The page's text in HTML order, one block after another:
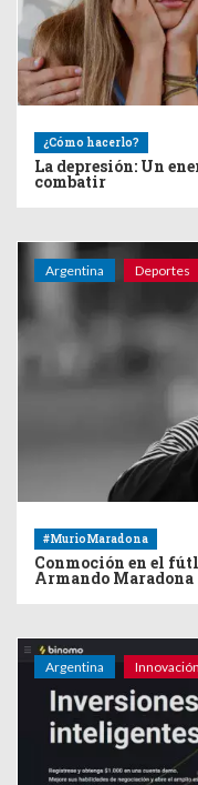
¿Cómo hacerlo?
La depresión: Un
combatir
Argentina Deportes
#MurioMaradona
Conmoción en el
Armando Maradona
Argentina